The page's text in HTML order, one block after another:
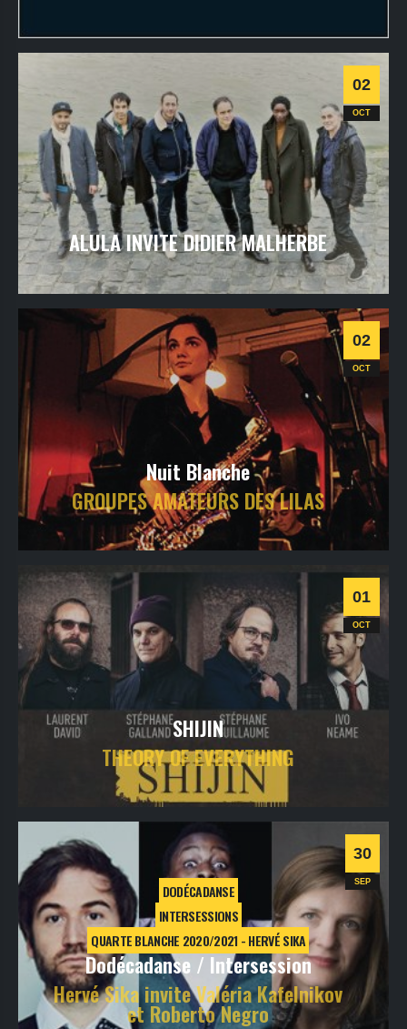
02
OCT
ALULA INVITE DIDIER MALHERBE
samedi 2oct 2021 - 20h30- SALLE 1
Informations
Progressive
02
OCT
Nuit Blanche
GROUPES AMATEURS DES LILAS
samedi2oct2021 - SALLE 2
Informations
01
OCT
SHIJIN
THEORY OF EVERYTHING
vendredi 1oct2021- 20h30- SALLE 1
Informations
30
SEP
DODÉCADANSE
INTERSESSIONS
QUARTE BLANCHE 2020/2021 - HERVÉ SIKA
Dodécadanse / Intersession
Hervé Sika invite Valéria Kafelnikov
et Roberto Negro